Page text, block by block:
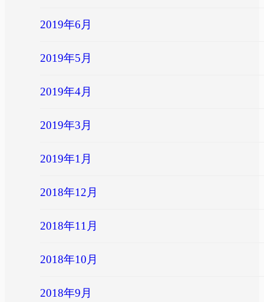
2019年6月
2019年5月
2019年4月
2019年3月
2019年1月
2018年12月
2018年11月
2018年10月
2018年9月